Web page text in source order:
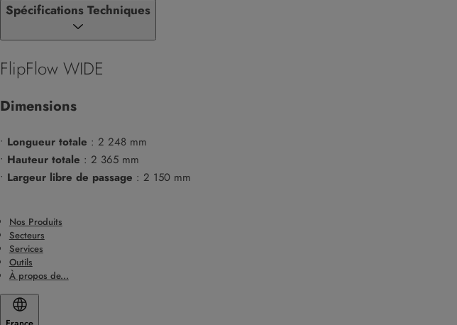
Spécifications Techniques
FlipFlow WIDE
Dimensions
• Longueur totale : 2 248 mm
• Hauteur totale : 2 365 mm
• Largeur libre de passage : 2 150 mm
Nos Produits
Secteurs
Services
Outils
À propos de...